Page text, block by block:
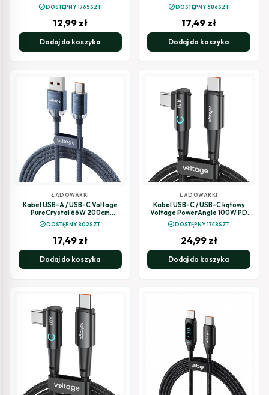
check_circleDOSTĘPNY 1765SZT.
12,99 zł
Dodaj do koszyka
check_circleDOSTĘPNY 686SZT.
17,49 zł
Dodaj do koszyka
ŁADOWARKI
Kabel USB-A / USB-C Voltage
PureCrystal 66W 200cm
check_circleDOSTĘPNY 802SZT.
17,49 zł
Dodaj do koszyka
ŁADOWARKI
Kabel USB-C / USB-C kątowy
Voltage PowerAngle 100W PD
check_circleDOSTĘPNY 1748SZT.
24,99 zł
Dodaj do koszyka